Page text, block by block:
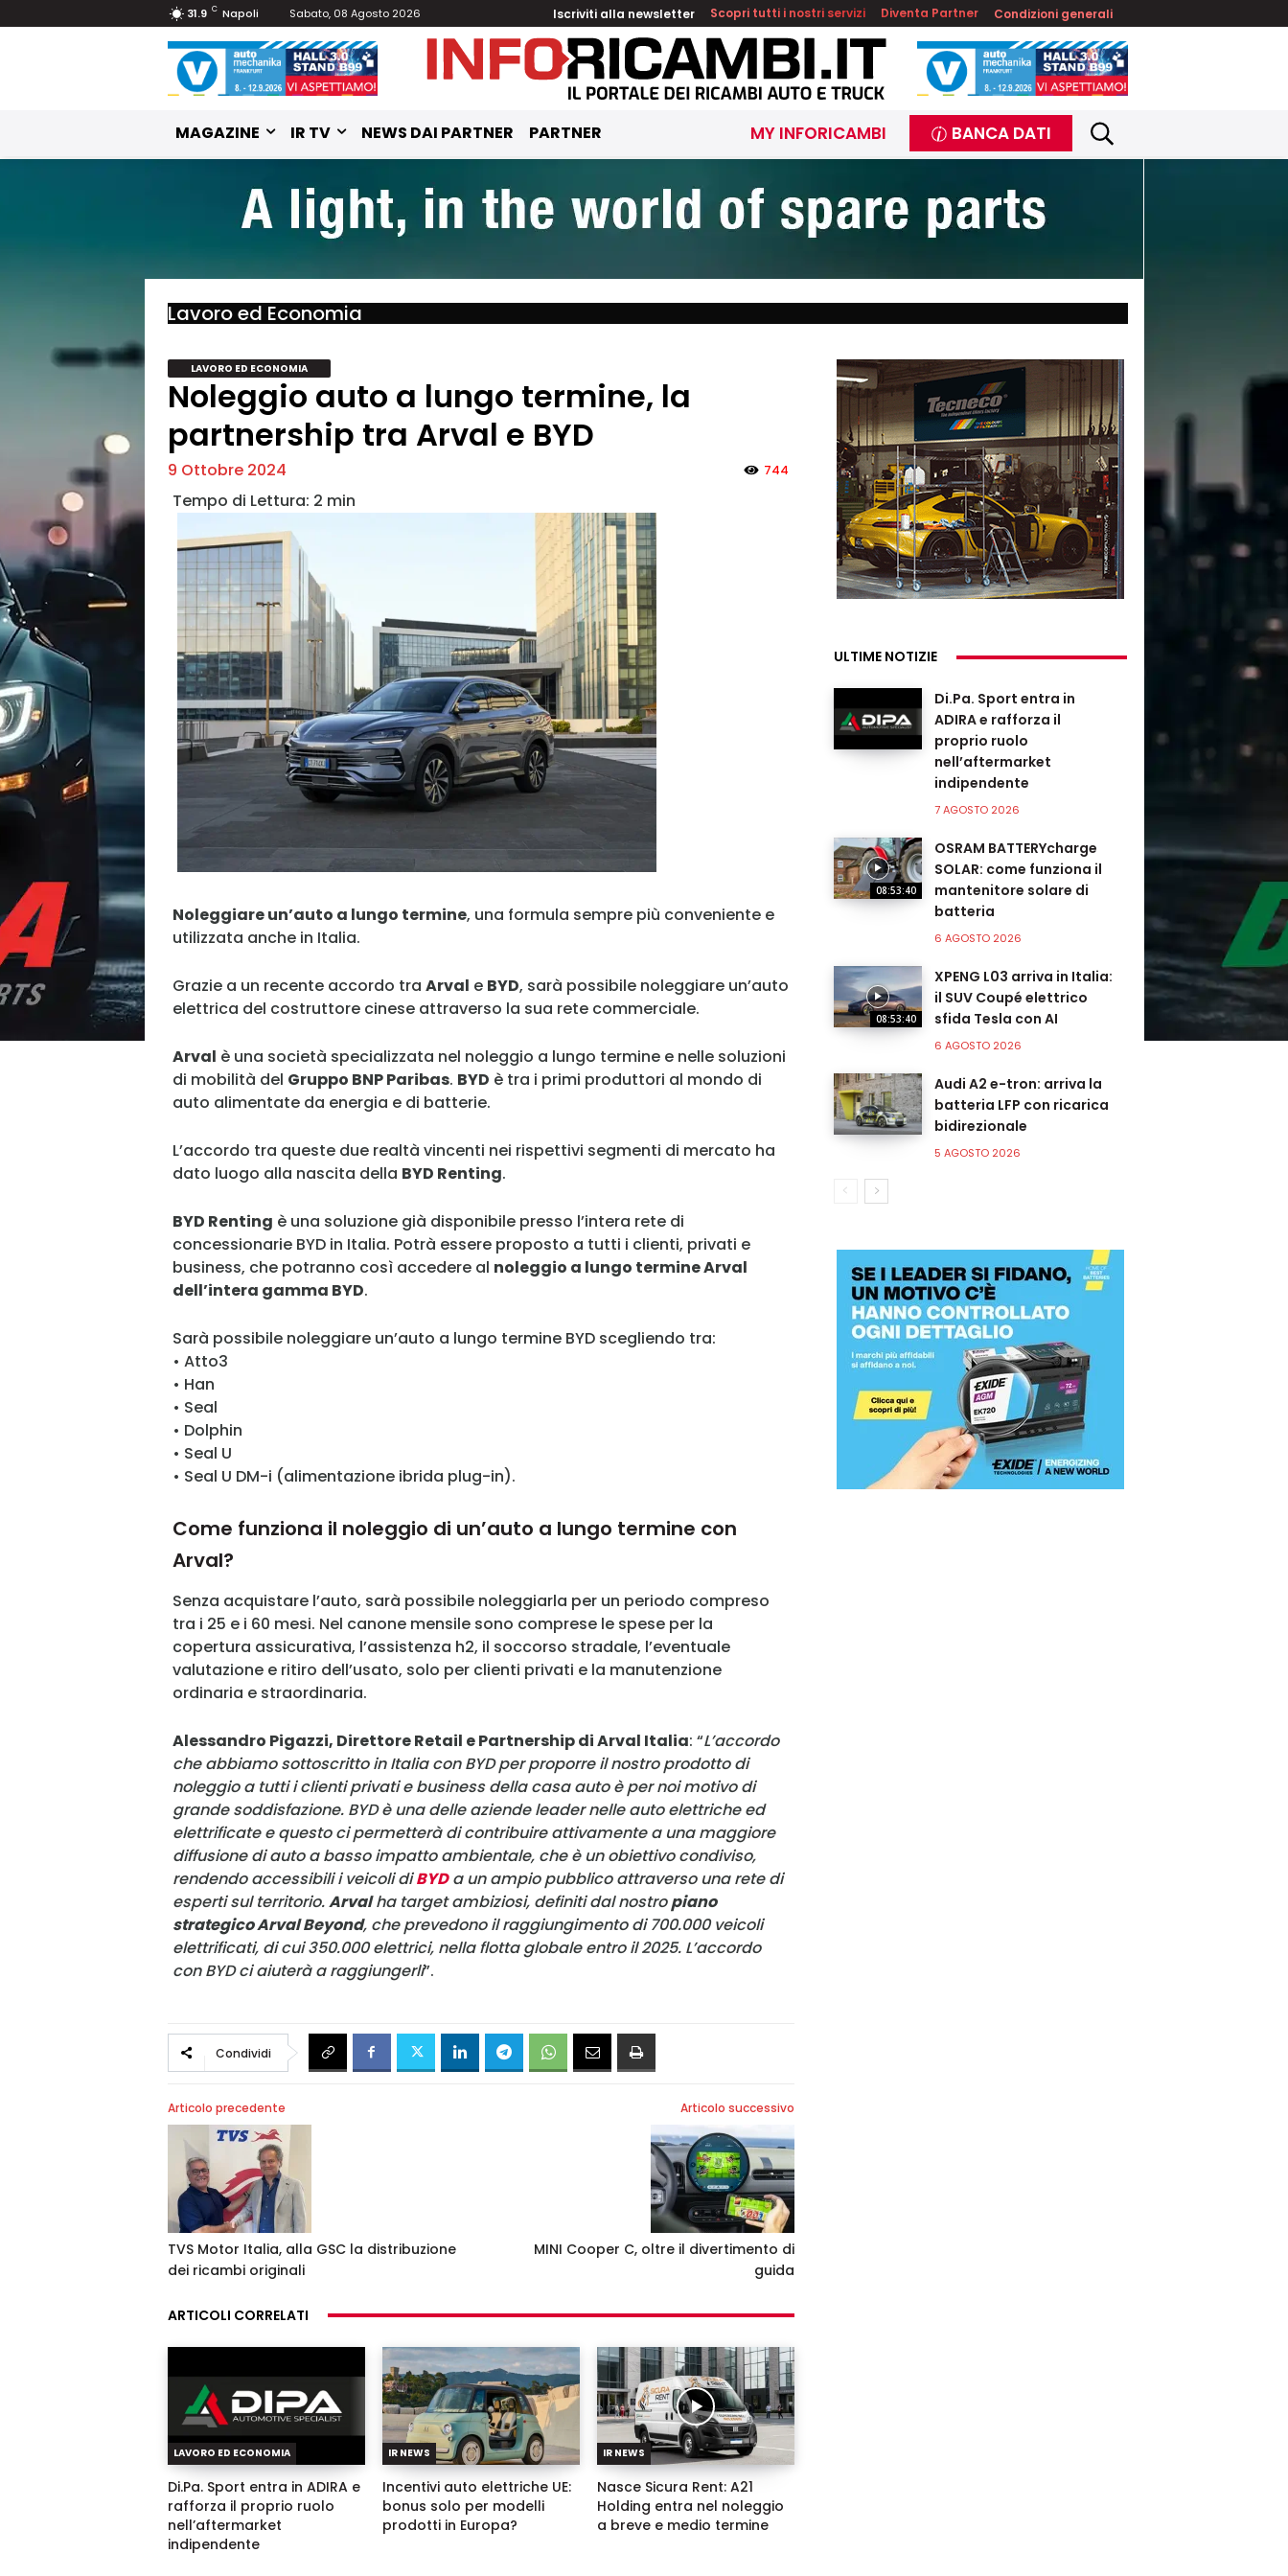
MY INFORICAMBI
Username
Password
Ricordami
Accedi
31.9 C Napoli Sabato, 08 Agosto 2026 Iscriviti alla newsletter Scopri tutti i nostri servizi Diventa Partner Condizioni generali
MAGAZINE IR TV NEWS DAI PARTNER PARTNER MY INFORICAMBI BANCA DATI
Lavoro ed Economia
LAVORO ED ECONOMIA
Noleggio auto a lungo termine, la
partnership tra Arval e BYD
9 Ottobre 2024 744
Noleggiare un’auto a lungo termine, una formula sempre più conveniente e
utilizzata anche in Italia.
Grazie a un recente accordo tra Arval e BYD, sarà possibile noleggiare un’auto
elettrica del costruttore cinese attraverso la sua rete commerciale.
Arval è una società specializzata nel noleggio a lungo termine e nelle soluzioni
di mobilità del Gruppo BNP Paribas. BYD è tra i primi produttori al mondo di
auto alimentate da energia e di batterie.
L’accordo tra queste due realtà vincenti nei rispettivi segmenti di mercato ha
dato luogo alla nascita della BYD Renting.
BYD Renting è una soluzione già disponibile presso l’intera rete di
concessionarie BYD in Italia. Potrà essere proposto a tutti i clienti, privati e
business, che potranno così accedere al noleggio a lungo termine Arval
dell’intera gamma BYD.
Sarà possibile noleggiare un’auto a lungo termine BYD scegliendo tra:
• Atto3
• Han
• Seal
• Dolphin
• Seal U
• Seal U DM-i (alimentazione ibrida plug-in).
Come funziona il noleggio di un’auto a lungo termine con
Arval?
Senza acquistare l’auto, sarà possibile noleggiarla per un periodo compreso
tra i 25 e i 60 mesi. Nel canone mensile sono comprese le spese per la
copertura assicurativa, l’assistenza h2, il soccorso stradale, l’eventuale
valutazione e ritiro dell’usato, solo per clienti privati e la manutenzione
ordinaria e straordinaria.
Alessandro Pigazzi, Direttore Retail e Partnership di Arval Italia: “L’accordo
che abbiamo sottoscritto in Italia con BYD per proporre il nostro prodotto di
noleggio a tutti i clienti privati e business della casa auto è per noi motivo di
grande soddisfazione. BYD è una delle aziende leader nelle auto elettriche ed
elettrificate e questo ci permetterà di contribuire attivamente a una maggiore
diffusione di auto a basso impatto ambientale, che è un obiettivo condiviso,
rendendo accessibili i veicoli diBYDa un ampio pubblico attraverso una rete di
esperti sul territorio.Arvalha target ambiziosi, definiti dal nostropiano
strategico Arval Beyond, che prevedono il raggiungimento di 700.000 veicoli
elettrificati, di cui 350.000 elettrici, nella flotta globale entro il 2025. L’accordo
con BYD ci aiuterà a raggiungerli”.
Condividi
Articolo precedente
TVS Motor Italia, alla GSC la distribuzione
dei ricambi originali
Articolo successivo
MINI Cooper C, oltre il divertimento di
guida
ARTICOLI CORRELATI
LAVORO ED ECONOMIA
Di.Pa. Sport entra in ADIRA e
rafforza il proprio ruolo
nell’aftermarket
indipendente
IR NEWS
Incentivi auto elettriche UE:
bonus solo per modelli
prodotti in Europa?
IR NEWS
Nasce Sicura Rent: A21
Holding entra nel noleggio
a breve e medio termine
ULTIME NOTIZIE
Di.Pa. Sport entra in
ADIRA e rafforza il
proprio ruolo
nell’aftermarket
indipendente
7 AGOSTO 2026
08:53:40
OSRAM BATTERYcharge
SOLAR: come funziona il
mantenitore solare di
batteria
6 AGOSTO 2026
08:53:40
XPENG L03 arriva in Italia:
il SUV Coupé elettrico
sfida Tesla con AI
6 AGOSTO 2026
Audi A2 e-tron: arriva la
batteria LFP con ricarica
bidirezionale
5 AGOSTO 2026